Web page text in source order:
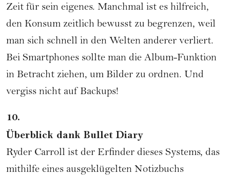
Zeit für sein eigenes. Manchmal ist es hilfreich,
den Konsum zeitlich bewusst zu begrenzen, weil
man sich schnell in den Welten anderer verliert.
Bei Smartphones sollte man die Album-Funktion
in Betracht ziehen, um Bilder zu ordnen. Und
vergiss nicht auf Backups!
10.
Überblick dank Bullet Diary
Ryder Carroll ist der Erfinder dieses Systems, das
mithilfe eines ausgeklügelten Notizbuchs